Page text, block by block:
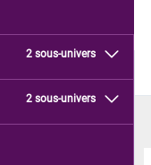
2 sous-univers
2 sous-univers